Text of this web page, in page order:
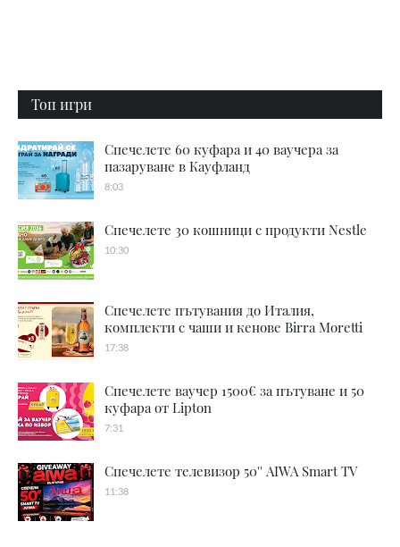
Топ игри
Спечелете 60 куфара и 40 ваучера за
пазаруване в Кауфланд
8:03
Спечелете 30 кошници с продукти Nestle
10:30
Спечелете пътувания до Италия,
комплекти с чаши и кенове Birra Moretti
17:38
Спечелете ваучер 1500€ за пътуване и 50
куфара от Lipton
7:31
Спечелете телевизор 50'' AIWA Smart TV
11:38